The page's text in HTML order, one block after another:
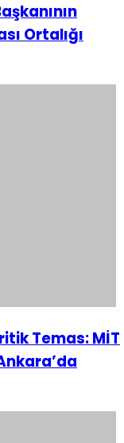
Ortalığı
Temas: MİT